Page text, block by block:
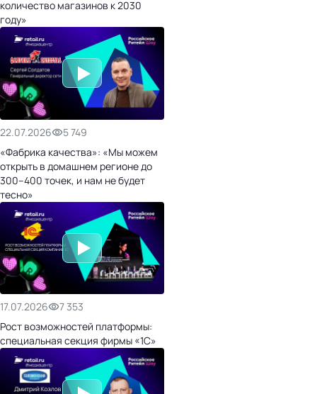
количество магазинов к 2030
году»
22.07.2026
5 749
«Фабрика качества»: «Мы можем
открыть в домашнем регионе до
300–400 точек, и нам не будет
тесно»
17.07.2026
7 353
Рост возможностей платформы:
специальная секция фирмы «1С»